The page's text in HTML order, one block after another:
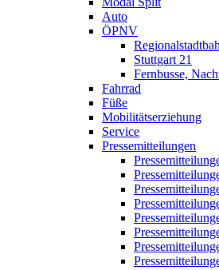
Auto
ÖPNV
Stuttgart 21
Fernbusse,
Fahrrad
Füße
Mobilitätserziehung
Service
Pressemitteilungen